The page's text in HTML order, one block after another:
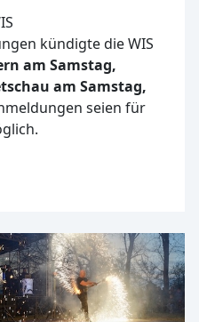
kündigte die WIS
am Samstag,
am Samstag,
seien für